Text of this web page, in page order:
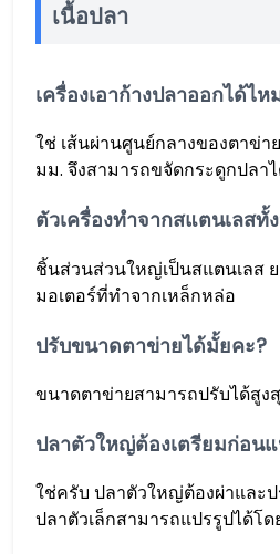
เนื้อปลา
เครื่องเอาก้างปลาออกได้ไห
ใช่ เส้นผ่านศูนย์กลางของตาข่า
มม. จึงสามารถขจัดกระดูกปลา
ตัวเครื่องทำจากสแตนเลสทั้
ชิ้นส่วนส่วนใหญ่เป็นสแตนเลส ย
มอเตอร์ที่ทำจากเหล็กหล่อ
ปรับขนาดตาข่ายได้มั้ยคะ?
ขนาดตาข่ายสามารถปรับได้สูง
ปลาตัวใหญ่ต้องเตรียมก่อน
ใช่ครับ ปลาตัวใหญ่ต้องผ่าและ
ปลาตัวเล็กสามารถแปรรูปได้โด